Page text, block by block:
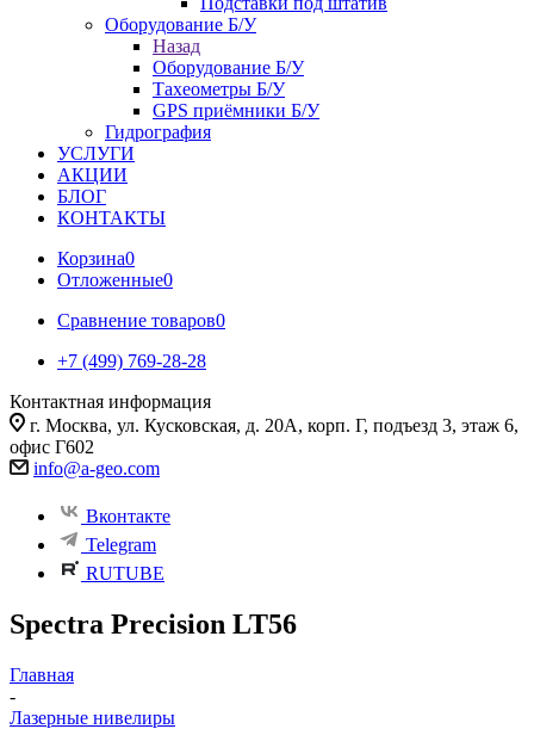
Оборудование Б/У
Назад
Оборудование Б/У
Тахеометры Б/У
GPS приёмники Б/У
Гидрография
УСЛУГИ
АКЦИИ
БЛОГ
КОНТАКТЫ
Корзина0
Отложенные0
Сравнение товаров0
+7 (499) 769-28-28
Контактная информация
г. Москва, ул. Кусковская, д. 20А, корп. Г, подъезд 3, этаж 6,
офис Г602
info@a-geo.com
Вконтакте
Telegram
RUTUBE
Spectra Precision LT56
Главная
-
Лазерные нивелиры